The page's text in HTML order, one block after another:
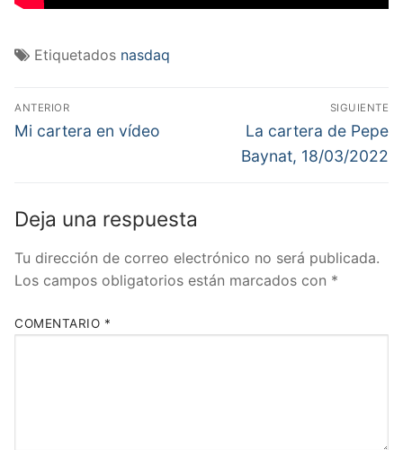
Etiquetados nasdaq
Navegación
de
ANTERIOR
Entrada
Mi cartera en vídeo
SIGUIENTE
Entrada
siguiente:
La cartera de Pepe
Baynat, 18/03/2022
Deja una respuesta
Tu dirección de correo electrónico no será publicada.
Los campos obligatorios están marcados con *
COMENTARIO *